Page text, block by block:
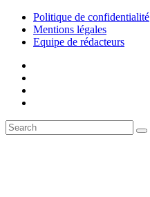
Politique de confidentialité
Mentions légales
Equipe de rédacteurs